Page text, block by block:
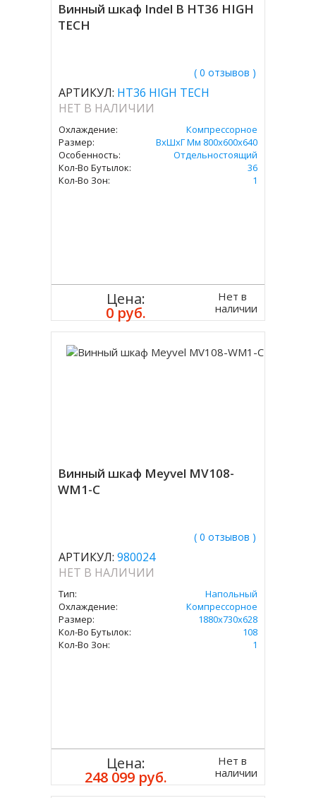
Винный шкаф Indel B HT36 HIGH
TECH
( 0 отзывов )
АРТИКУЛ: HT36 HIGH TECH
НЕТ В НАЛИЧИИ
Охлаждение:
Компрессорное
Размер:
ВxШxГ Мм 800х600х640
Особенность:
Отдельностоящий
Кол-Во Бутылок:
36
Кол-Во Зон:
1
Цена:
0 руб.
Нет в
наличии
Винный шкаф Meyvel MV108-
WM1-C
( 0 отзывов )
АРТИКУЛ: 980024
НЕТ В НАЛИЧИИ
Тип:
Напольный
Охлаждение:
Компрессорное
Размер:
1880х730х628
Кол-Во Бутылок:
108
Кол-Во Зон:
1
Цена:
248 099 руб.
Нет в
наличии